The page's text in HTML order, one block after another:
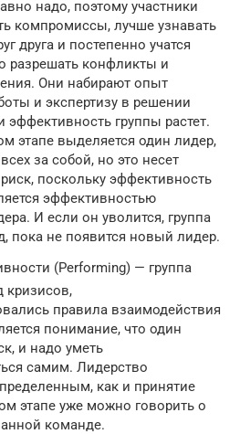
надо, поэтому участники
компромиссы, лучше узнавать
друга и постепенно учатся
разрешать конфликты и
Они набирают опыт
и экспертизу в решении
эффективность группы растет.
этапе выделяется один лидер,
за собой, но это несет
поскольку эффективность
эффективностью
И если он уволится, группа
пока не появится новый лидер.
(Performing) — группа
кризисов,
правила взаимодействия
понимание, что один
и надо уметь
самим. Лидерство
как и принятие
этапе уже можно говорить о
команде.